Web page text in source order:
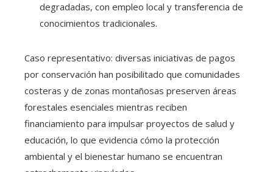
degradadas, con empleo local y transferencia de
conocimientos tradicionales.
Caso representativo: diversas iniciativas de pagos
por conservación han posibilitado que comunidades
costeras y de zonas montañosas preserven áreas
forestales esenciales mientras reciben
financiamiento para impulsar proyectos de salud y
educación, lo que evidencia cómo la protección
ambiental y el bienestar humano se encuentran